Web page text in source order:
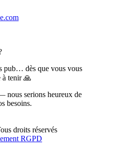
pub… dès que vous vous
à tenir 🙏
nous serions heureux de
besoins.
droits réservés
RGPD